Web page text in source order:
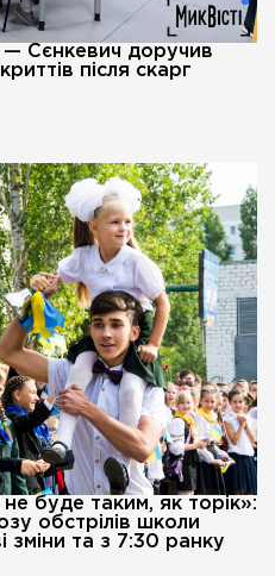
Сєнкевич доручив
після скарг
буде таким, як торік»:
обстрілів школи
та з 7:30 ранку